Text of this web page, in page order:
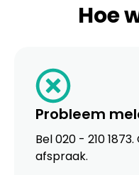
Hoe
Probleem
Bel 020 - 210
afspraak.